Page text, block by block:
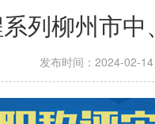
列柳州市
发布时间：2024-02-14